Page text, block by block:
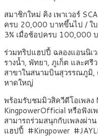
สมาชิกใหม่ คิง เพาเวอร์
ครบ 20,000 บาทขึ้นไป / ใ
3% เมื่อช้อปครบ 100,000
ร่วมทริปแฮปปี้ ฉลองแอนนิเว
รางน้ำ, พัทยา, ภูเก็ต และศรี
สาขาในสนามบินสุวรรณภูมิ,
หาดใหญ่
พร้อมรับชมมิวสิควีดีโอเพลง
KingpowerOfficial หรือฟัง
สามารถร่วมสนุกกับเพลงผ่
แฮปปี้ #Kingpower